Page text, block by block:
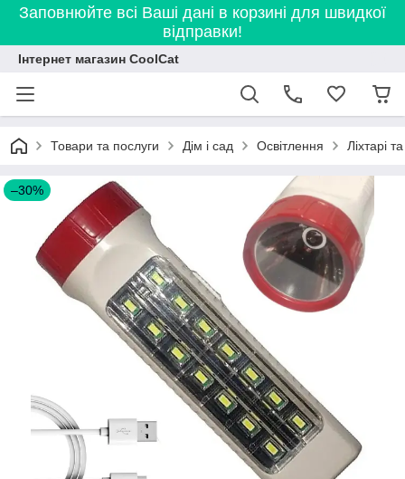
Заповнюйте всі Ваші дані в корзині для швидкої
відправки!
Інтернет магазин CoolCat
Товари та послуги Дім і сад Освітлення Ліхтарі
–30%